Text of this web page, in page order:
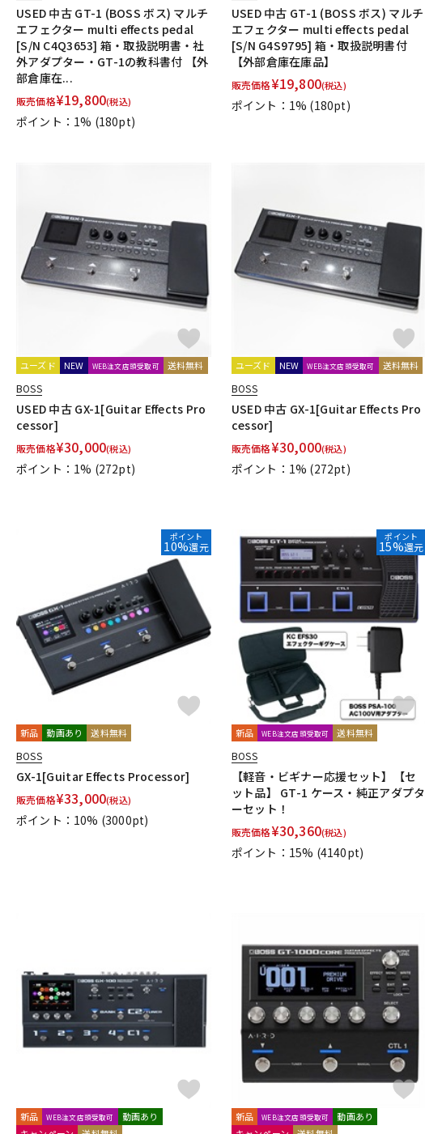
USED 中古 GT-1 (BOSS ボス) マルチ
エフェクター multi effects pedal
[S/N C4Q3653] 箱・取扱説明書・社
外アダプター・GT-1の教科書付 【外
部倉庫在...
販売価格¥19,800(税込)
ポイント：1% (180pt)
USED 中古 GT-1 (BOSS ボス) マルチ
エフェクター multi effects pedal
[S/N G4S9795] 箱・取扱説明書付
【外部倉庫在庫品】
販売価格¥19,800(税込)
ポイント：1% (180pt)
ユーズド NEW WEB注文店頭受取可 送料無料
BOSS
USED 中古 GX-1[Guitar Effects Pro
cessor]
販売価格¥30,000(税込)
ポイント：1% (272pt)
ユーズド NEW WEB注文店頭受取可 送料無料
BOSS
USED 中古 GX-1[Guitar Effects Pro
cessor]
販売価格¥30,000(税込)
ポイント：1% (272pt)
ポイント
10%還元
新品 動画あり 送料無料
BOSS
GX-1[Guitar Effects Processor]
販売価格¥33,000(税込)
ポイント：10% (3000pt)
ポイント
15%還元
新品 WEB注文店頭受取可 送料無料
BOSS
【軽音・ビギナー応援セット】【セ
ット品】 GT-1 ケース・純正アダプタ
ーセット！
販売価格¥30,360(税込)
ポイント：15% (4140pt)
新品 WEB注文店頭受取可
動画あり
新品 WEB注文店頭受取可
動画あり